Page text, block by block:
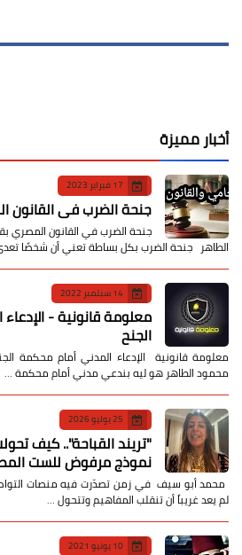
أخبار مميزة
17 فبراير 2023
جنحة الضرب في القانون
جنحة الضرب في القانون المصري
الطاهر جنحة الضرب بكل بساطة تعني أن شخصًا
14 سبتمبر 2022
معلومة قانونية -
الجنح
معلومة قانونية الإدعاء المدني أمام محكمة
محمود الطاهر هو ليه بندعي مدني أمام محكمة …
25 يوليو 2026
​"تريند القباحة".. كيف
نموذج مرفوض للست
محمد أبو سيف ​في زمن تصدّرت فيه منصات
لم يعد غريباً أن تنقلب المفاهيم وتتحول …
10 يونيو 2021